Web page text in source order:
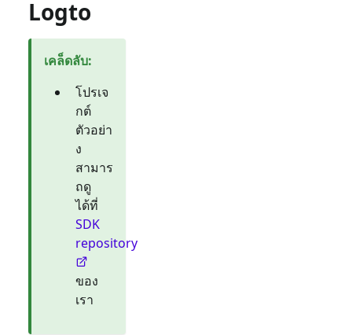
Logto
เคล็ดลับ:
โปรเจ
กต์
ตัวอย่า
ง
สามาร
ถดู
ได้ที่
SDK
repository
ของ
เรา